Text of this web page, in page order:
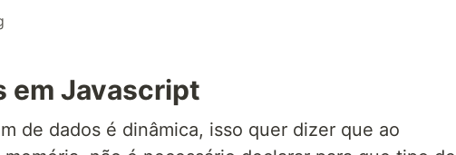
em Javascript
de dados é dinâmica, isso quer dizer que ao